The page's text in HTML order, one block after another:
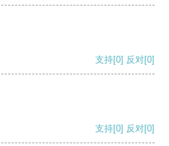
支持[0] 反对[0]
支持[0] 反对[0]